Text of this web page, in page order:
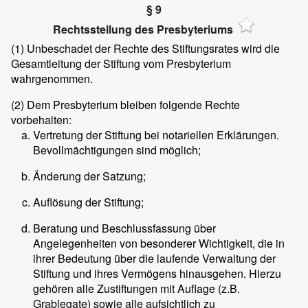
§ 9
Rechtsstellung des Presbyteriums
(1) Unbeschadet der Rechte des Stiftungsrates wird die
Gesamtleitung der Stiftung vom Presbyterium
wahrgenommen.
(2) Dem Presbyterium bleiben folgende Rechte
vorbehalten:
Vertretung der Stiftung bei notariellen Erklärungen.
Bevollmächtigungen sind möglich;
Änderung der Satzung;
Auflösung der Stiftung;
Beratung und Beschlussfassung über
Angelegenheiten von besonderer Wichtigkeit, die in
ihrer Bedeutung über die laufende Verwaltung der
Stiftung und ihres Vermögens hinausgehen. Hierzu
gehören alle Zustiftungen mit Auflage (z.B.
Grablegate) sowie alle aufsichtlich zu